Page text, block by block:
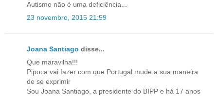
Autismo não é uma deficiência...
23 novembro, 2015 21:59
Joana Santiago disse...
Que maravilha!!!
Pipoca vai fazer com que Portugal mude a sua maneira
de se exprimir
Sou Joana Santiago, a presidente do BIPP e há 17 anos